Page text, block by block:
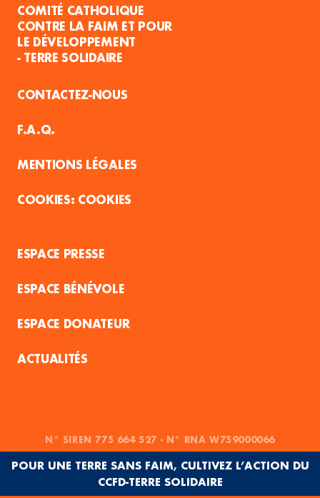
COMITÉ CATHOLIQUE
CONTRE LA FAIM ET POUR
LE DÉVELOPPEMENT
- TERRE SOLIDAIRE
CONTACTEZ-NOUS
F.A.Q.
MENTIONS LÉGALES
COOKIES
ESPACE PRESSE
ESPACE BÉNÉVOLE
ESPACE DONATEUR
ACTUALITÉS
N° SIREN 775 664 527 - N° RNA W759000066
POUR UNE TERRE SANS FAIM, CULTIVEZ L’ACTION DU
CCFD-TERRE SOLIDAIRE